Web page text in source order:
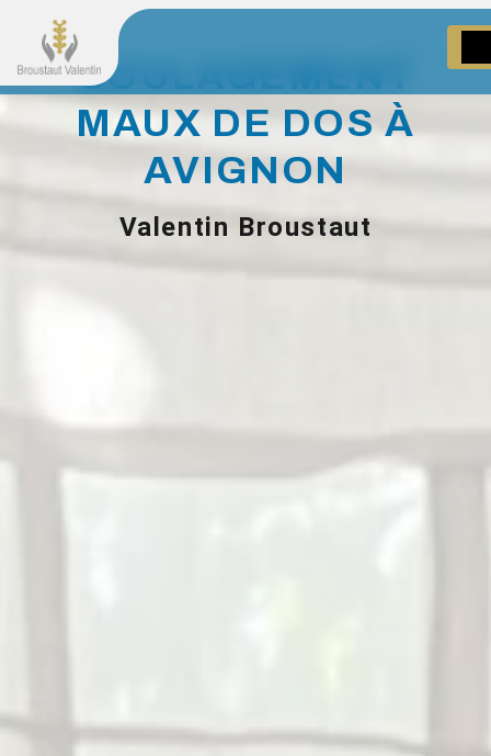
SOULAGEMENT
MAUX DE DOS À
AVIGNON
Valentin Broustaut
Panneau de gestion des cookies